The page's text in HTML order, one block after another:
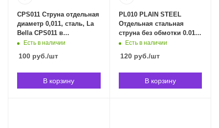
CPS011 Струна отдельная
диаметр 0,011, сталь, La
Bella CPS011 в
Владивостоке
Есть в наличии
100 руб./шт
В корзину
PL010 PLAIN STEEL
Отдельная стальная
струна без обмотки 0.010"
D`Addario PL010 в
Есть в наличии
120руб./шт
В корзину